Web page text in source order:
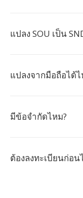
แปลง SOU เป็น
แปลงจากมือถือได้ไ
มีข้อจำกัดไหม?
ต้องลงทะเบียนก่อน